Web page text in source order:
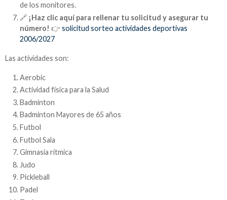
de los monitores.
🔗 ¡Haz clic aquí para rellenar tu solicitud y asegurar tu
número! 👉solicitud sorteo actividades deportivas
2006/2027
Las actividades son:
Aerobic
Actividad física para la Salud
Badminton
Badminton Mayores de 65 años
Futbol
Futbol Sala
Gimnasia rítmica
Judo
Pickleball
Padel